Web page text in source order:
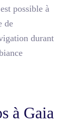
possible à
de
durant
à Gaia